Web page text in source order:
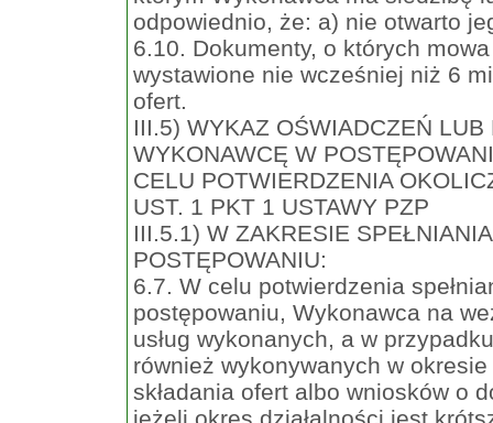
odpowiednio, że: a) nie otwarto
6.10. Dokumenty, o których
wystawione nie wcześniej niż 6
ofert.
III.5) WYKAZ OŚWIADCZEŃ
WYKONAWCĘ W
CELU POTWIERDZENIA
UST. 1 PKT 1 USTAWY PZP
III.5.1) W ZAKRESIE
POSTĘPOWANIU:
6.7. W celu potwierdzenia
postępowaniu, Wykonawca na
usług wykonanych, a w
również wykonywanych w
składania ofert albo wniosków o